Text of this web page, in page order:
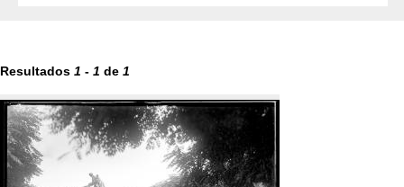
Resultados 1 - 1 de 1